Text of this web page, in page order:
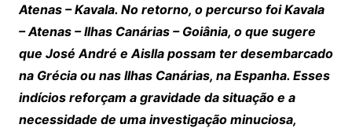
Atenas – Kavala. No retorno, o percurso foi Kavala
– Atenas – Ilhas Canárias – Goiânia, o que sugere
que José André e Aislla possam ter desembarcado
na Grécia ou nas Ilhas Canárias, na Espanha. Esses
indícios reforçam a gravidade da situação e a
necessidade de uma investigação minuciosa,